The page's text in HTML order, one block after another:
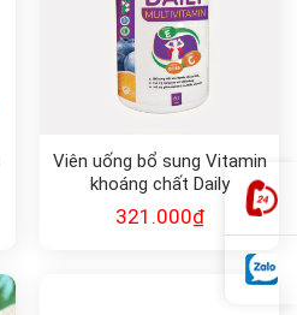
Viên uống bổ sung Vitamin
khoáng chất Daily
Multivitamin
321.000₫